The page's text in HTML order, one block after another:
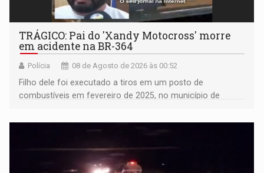
TRÁGICO: Pai do 'Xandy Motocross' morre
em acidente na BR-364
Polícia 08 de Agosto de 2026 às 00:52
Filho dele foi executado a tiros em um posto de
combustíveis em fevereiro de 2025, no município de